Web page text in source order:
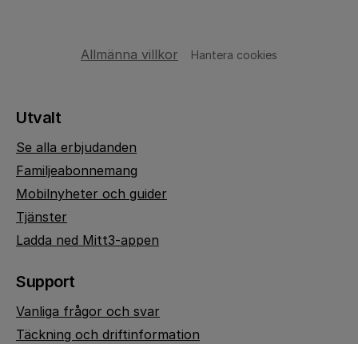
Allmänna villkor Hantera cookies
Utvalt
Se alla erbjudanden
Familjeabonnemang
Mobilnyheter och guider
Tjänster
Ladda ned Mitt3-appen
Support
Vanliga frågor och svar
Täckning och driftinformation